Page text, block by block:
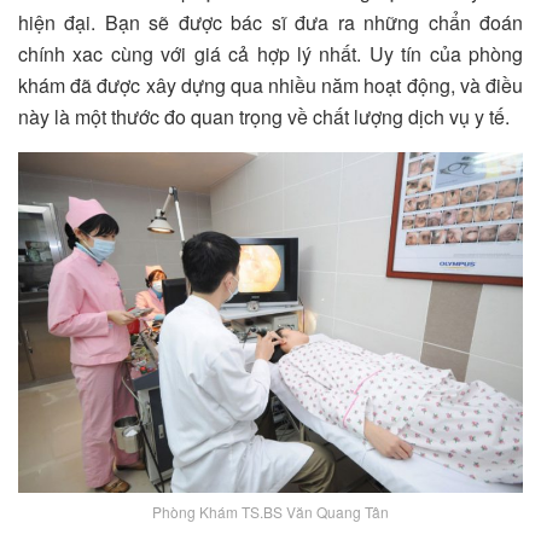
hiện đại. Bạn sẽ được bác sĩ đưa ra những chẩn đoán
chính xac cùng với giá cả hợp lý nhất. Uy tín của phòng
khám đã được xây dựng qua nhiều năm hoạt động, và điều
này là một thước đo quan trọng về chất lượng dịch vụ y tế.
Phòng Khám TS.BS Văn Quang Tân